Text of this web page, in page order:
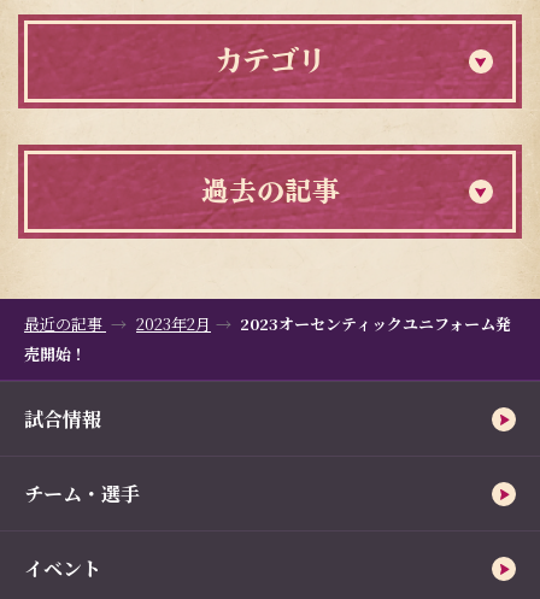
カテゴリ
過去の記事
最近の記事 2023年2月
2023オーセンティックユニフォーム発
売開始！
試合情報
チーム・選手
イベント